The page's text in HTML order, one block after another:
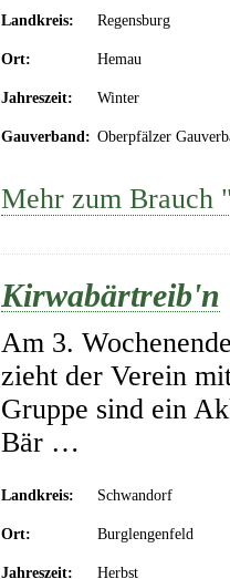
Landkreis: Regensburg
Ort: Hemau
Jahreszeit: Winter
Gauverband: Oberpfälzer
Mehr zum Brauch
Kirwabärtreib'n
Am 3.
zieht der Verein
Gruppe sind ein
Bär …
Landkreis: Schwandorf
Ort: Burglengenfeld
Jahreszeit: Herbst